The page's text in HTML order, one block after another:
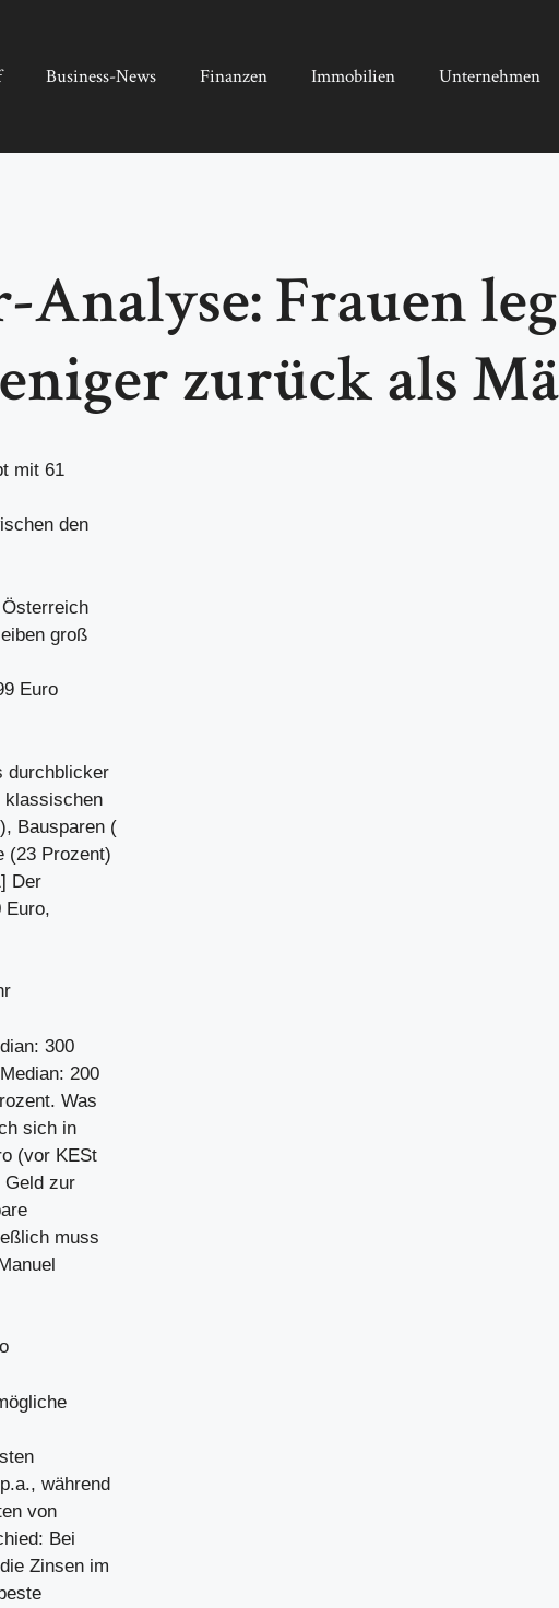
Business-News Finanzen Immobilien Unternehmen
Frauen
zurück als
mit 61
den
groß
Euro
durchblicker
klassischen
Bausparen (
(23 Prozent)
Der
Euro,
300
200
Was
sich in
(vor KESt
Geld zur
muss
während
von
Bei
Zinsen im